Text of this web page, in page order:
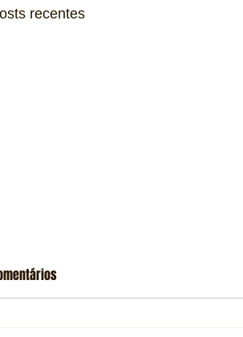
recentes